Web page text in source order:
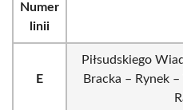
Numer
linii
E
Piłsudskiego
Bracka – Rynek